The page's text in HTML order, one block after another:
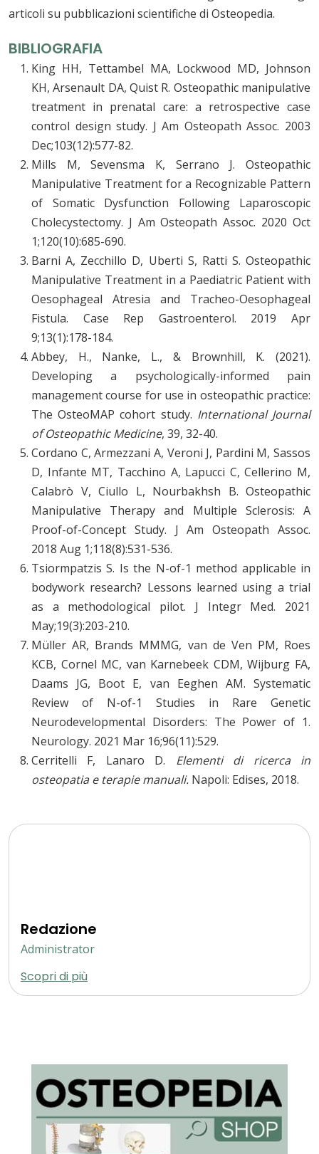
articoli su pubblicazioni scientifiche di Osteopedia.
BIBLIOGRAFIA
King HH, Tettambel MA, Lockwood MD, Johnson
KH, Arsenault DA, Quist R. Osteopathic manipulative
treatment in prenatal care: a retrospective case
control design study. J Am Osteopath Assoc. 2003
Dec;103(12):577-82.
Mills M, Sevensma K, Serrano J. Osteopathic
Manipulative Treatment for a Recognizable Pattern
of Somatic Dysfunction Following Laparoscopic
Cholecystectomy. J Am Osteopath Assoc. 2020 Oct
1;120(10):685-690.
Barni A, Zecchillo D, Uberti S, Ratti S. Osteopathic
Manipulative Treatment in a Paediatric Patient with
Oesophageal Atresia and Tracheo-Oesophageal
Fistula. Case Rep Gastroenterol. 2019 Apr
9;13(1):178-184.
Abbey, H., Nanke, L., & Brownhill, K. (2021).
Developing a psychologically-informed pain
management course for use in osteopathic practice:
The OsteoMAP cohort study. International Journal
of Osteopathic Medicine, 39, 32-40.
Cordano C, Armezzani A, Veroni J, Pardini M, Sassos
D, Infante MT, Tacchino A, Lapucci C, Cellerino M,
Calabrò V, Ciullo L, Nourbakhsh B. Osteopathic
Manipulative Therapy and Multiple Sclerosis: A
Proof-of-Concept Study. J Am Osteopath Assoc.
2018 Aug 1;118(8):531-536.
Tsiormpatzis S. Is the N-of-1 method applicable in
bodywork research? Lessons learned using a trial
as a methodological pilot. J Integr Med. 2021
May;19(3):203-210.
Müller AR, Brands MMMG, van de Ven PM, Roes
KCB, Cornel MC, van Karnebeek CDM, Wijburg FA,
Daams JG, Boot E, van Eeghen AM. Systematic
Review of N-of-1 Studies in Rare Genetic
Neurodevelopmental Disorders: The Power of 1.
Neurology. 2021 Mar 16;96(11):529.
Cerritelli F, Lanaro D. Elementi di ricerca in
osteopatia e terapie manuali. Napoli: Edises, 2018.
Redazione
Administrator
Scopri di più